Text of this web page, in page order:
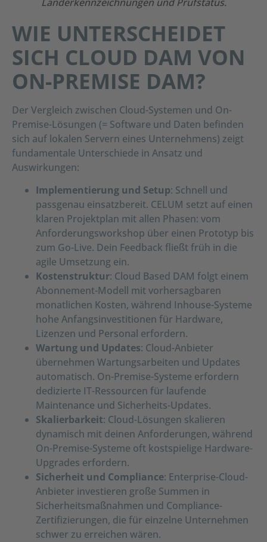
WIE UNTERSCHEIDET
SICH CLOUD DAM VON
ON-PREMISE DAM?
Der Vergleich zwischen Cloud-Systemen und On-
Premise-Lösungen (= Software und Daten befinden
sich auf lokalen Servern eines Unternehmens) zeigt
fundamentale Unterschiede in Ansatz und
Auswirkungen:
Implementierung und Setup: Schnell und
passgenau einsatzbereit. CELUM setzt auf einen
klaren Projektplan mit allen Phasen: vom
Anforderungsworkshop über einen Prototyp bis
zum Go-Live. Dein Feedback fließt früh in die
agile Umsetzung ein.
Kostenstruktur: Cloud Based DAM folgt einem
Abonnement-Modell mit vorhersagbaren
monatlichen Kosten, während Inhouse-Systeme
hohe Anfangsinvestitionen für Hardware,
Lizenzen und Personal erfordern.
Wartung und Updates: Cloud-Anbieter
übernehmen Wartungsarbeiten und Updates
automatisch. On-Premise-Systeme erfordern
dedizierte IT-Ressourcen für laufende
Maintenance und Sicherheits-Updates.
Skalierbarkeit: Cloud-Lösungen skalieren
dynamisch mit deinen Anforderungen, während
On-Premise-Systeme oft kostspielige Hardware-
Upgrades erfordern.
Sicherheit und Compliance: Enterprise-Cloud-
Anbieter investieren große Summen in
Sicherheitsmaßnahmen und Compliance-
Zertifizierungen, die für einzelne Unternehmen
schwer zu erreichen wären.